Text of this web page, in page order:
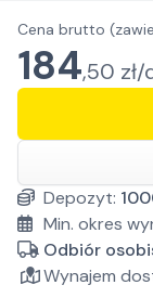
Cena brutto
184,50 zł/
Depozyt:
Min. okres
Odbiór
Wynajem